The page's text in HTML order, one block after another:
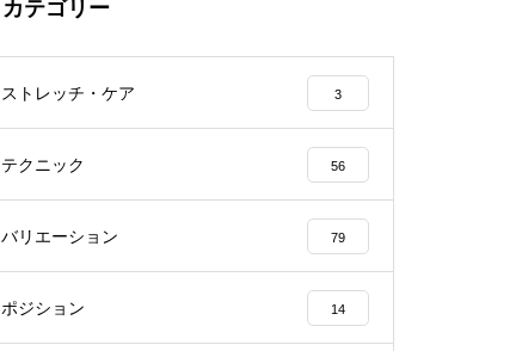
カテゴリー
ストレッチ・ケア 3
テクニック 56
バリエーション 79
ポジション 14